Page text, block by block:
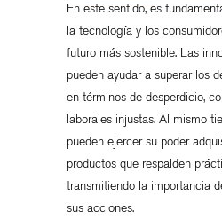
En este sentido, es
la tecnología y los
futuro más sostenible. Las
pueden ayudar a superar los
en términos de desperdicio,
laborales injustas. Al mismo
pueden ejercer su poder
productos que respalden
transmitiendo la importancia
sus acciones.